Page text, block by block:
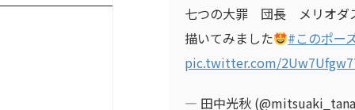
七つの大罪 団長 メリオダ
描いてみました
#このポー
pic.twitter.com/
— 田中光秋